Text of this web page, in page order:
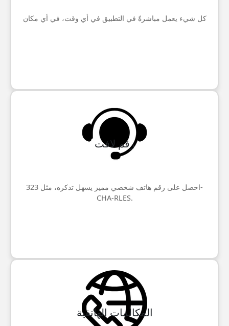
كل شيء يعمل مباشرةً في التطبيق في أي وقت، في أي مكان
رقم لافت
احصل على رقم هاتف شخصي مميز يسهل تذكره، مثل 323-
CHA-RLES.
المكالمات الهاتفية